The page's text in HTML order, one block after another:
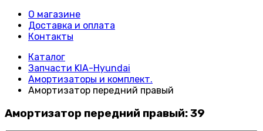
О магазине
Доставка и оплата
Контакты
Каталог
Запчасти KIA-Hyundai
Амортизаторы и комплект.
Амортизатор передний правый
Амортизатор передний правый:39